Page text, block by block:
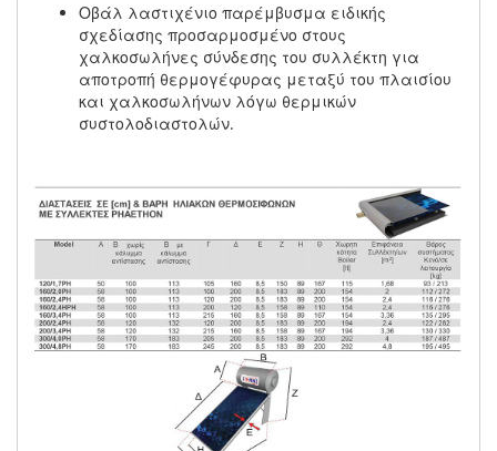
Οβάλ λαστιχένιο παρέμβυσμα ειδικής
σχεδίασης προσαρμοσμένο στους
χαλκοσωλήνες σύνδεσης του συλλέκτη για
αποτροπή θερμογέφυρας μεταξύ του πλαισίου
και χαλκοσωλήνων λόγω θερμικών
συστολοδιαστολών.